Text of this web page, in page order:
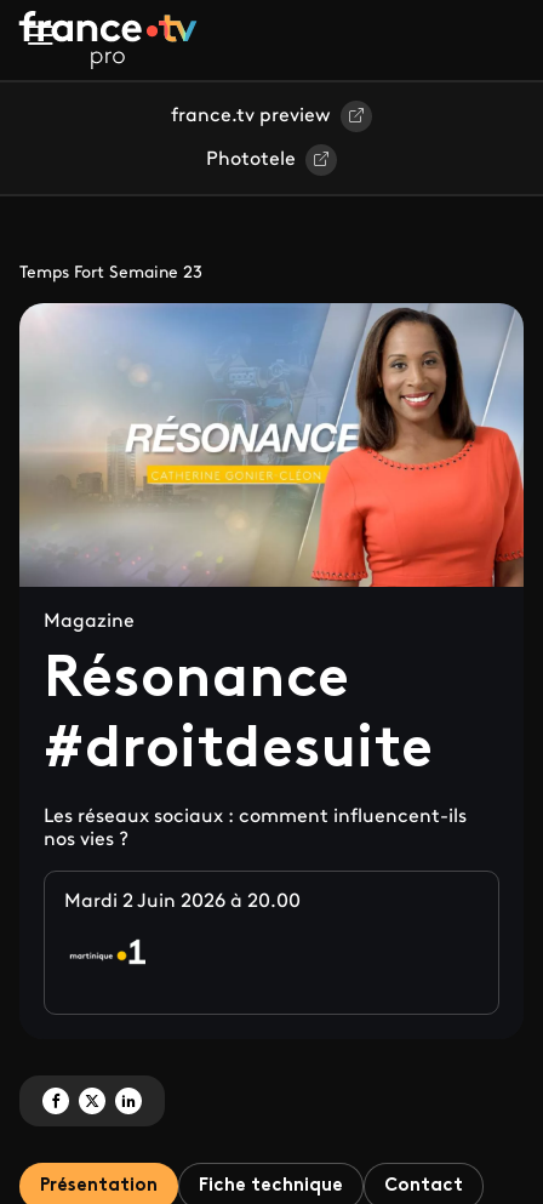
Aller au contenu principal
france.tv preview
Phototele
Temps Fort Semaine 23
Magazine
Résonance
#droitdesuite
Les réseaux sociaux : comment influencent-ils
nos vies ?
Mardi 2 Juin 2026 à 20.00
Partagez 'Résonance #droitdesuite' sur Facebook
Partagez 'Résonance #droitdesuite' sur X
Partagez 'Résonance #droitdesuite' sur LinkedIn
Présentation Fiche technique Contact